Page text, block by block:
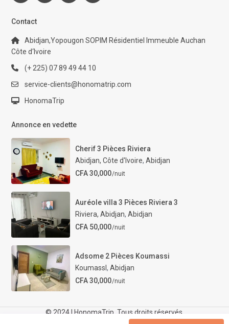
Contact
Abidjan,Yopougon SOPIM Résidentiel Immeuble Auchan
Côte d‘Ivoire
(+ 225) 07 89 49 44 10
service-clients@honomatrip.com
HonomaTrip
Annonce en vedette
Cherif 3 Pièces Riviera
Abidjan, Côte d'Ivoire, Abidjan
CFA 30,000/nuit
Auréole villa 3 Pièces Riviera 3
Riviera, Abidjan, Abidjan
CFA 50,000/nuit
Adsome 2 Pièces Koumassi
KoumassI , Abidjan
CFA 30,000/nuit
© 2024 | HonomaTrip. Tous droits réservés.